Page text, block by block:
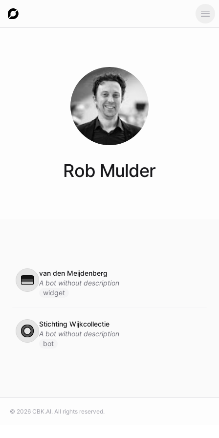
Rob Mulder
🇩🇪
van den Meijdenberg
A bot without description
widget
⭕
Stichting Wijkcollectie
A bot without description
bot
© 2026 CBK.AI. All rights reserved.